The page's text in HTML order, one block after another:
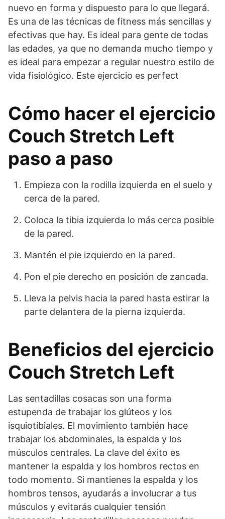
nuevo en forma y dispuesto para lo que llegará.
Es una de las técnicas de fitness más sencillas y
efectivas que hay. Es ideal para gente de todas
las edades, ya que no demanda mucho tiempo y
es ideal para empezar a regular nuestro estilo de
vida fisiológico. Este ejercicio es perfect
Cómo hacer el ejercicio
Couch Stretch Left
paso a paso
Empieza con la rodilla izquierda en el suelo y
cerca de la pared.
Coloca la tibia izquierda lo más cerca posible
de la pared.
Mantén el pie izquierdo en la pared.
Pon el pie derecho en posición de zancada.
Lleva la pelvis hacia la pared hasta estirar la
parte delantera de la pierna izquierda.
Beneficios del ejercicio
Couch Stretch Left
Las sentadillas cosacas son una forma
estupenda de trabajar los glúteos y los
isquiotibiales. El movimiento también hace
trabajar los abdominales, la espalda y los
músculos centrales. La clave del éxito es
mantener la espalda y los hombros rectos en
todo momento. Si mantienes la espalda y los
hombros tensos, ayudarás a involucrar a tus
músculos y evitarás cualquier tensión